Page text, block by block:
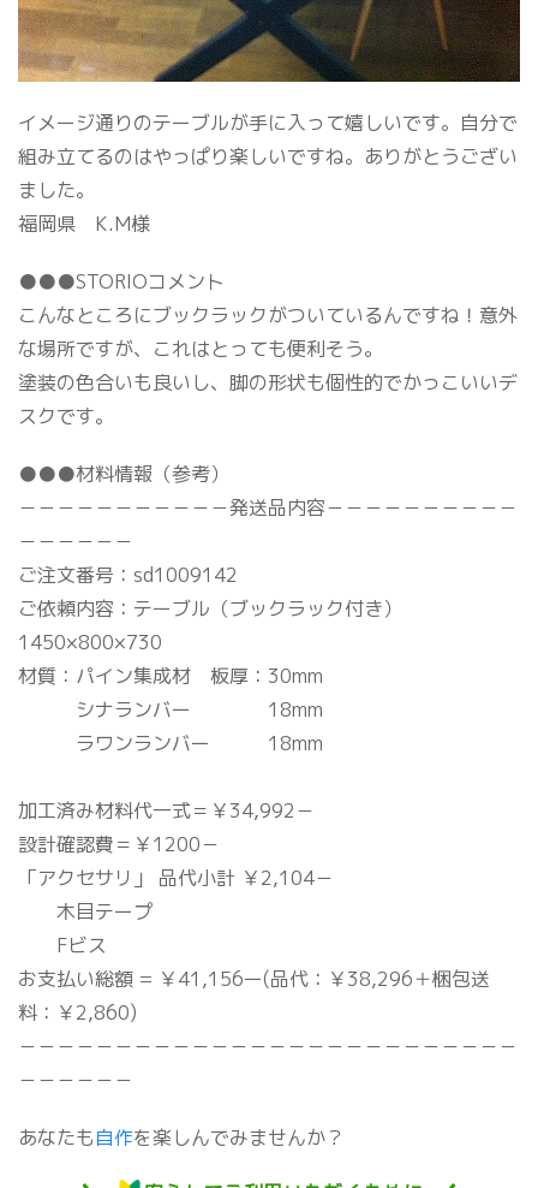
イメージ通りのテーブルが手に入って嬉しいです。自分で
組み立てるのはやっぱり楽しいですね。ありがとうござい
ました。
福岡県 K.M様
●●●STORIOコメント
こんなところにブックラックがついているんですね！意外
な場所ですが、これはとっても便利そう。
塗装の色合いも良いし、脚の形状も個性的でかっこいいデ
スクです。
●●●材料情報（参考）
－－－－－－－－－－－発送品内容－－－－－－－－－－
－－－－－－
ご注文番号：sd1009142
ご依頼内容：テーブル（ブックラック付き）
1450×800×730
材質：パイン集成材 板厚：30mm
シナランバー 18mm
ラワンランバー 18mm
加工済み材料代一式＝￥34,992－
設計確認費＝￥1200－
「アクセサリ」 品代小計 ￥2,104－
木目テープ
Fビス
お支払い総額 = ￥41,156ー(品代：￥38,296＋梱包送
料：￥2,860)
－－－－－－－－－－－－－－－－－－－－－－－－－－
－－－－－－
あなたも自作を楽しんでみませんか？